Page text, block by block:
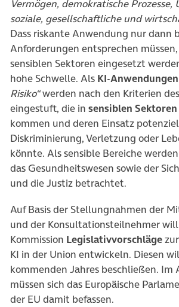
Vermögen, demokratische Prozesse,
soziale, gesellschaftliche und
Dass riskante Anwendung nur dann
Anforderungen entsprechen
sensiblen Sektoren eingesetzt
hohe Schwelle. Als KI-Anwendungen
Risiko“werden nach den Kriterien
eingestuft, die in sensiblen Sektoren
kommen und deren Einsatz
Diskriminierung, Verletzung oder
könnte. Als sensible Bereiche
das Gesundheitswesen sowie der
und die Justiz betrachtet.
Auf Basis der Stellungnahmen der
und der Konsultationsteilnehmer will
Kommission Legislativvorschläge
KI in der Union entwickeln. Diesen
kommenden Jahres beschließen. Im
müssen sich das Europäische
der EU damit befassen.